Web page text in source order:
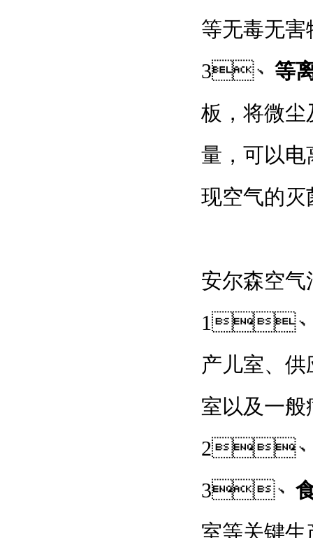
等无毒无害
3、 等
板，将
量，可
现空气的灭
安尔森空气
1
产儿室、供
室以及一般
2
3、
室等关键生产